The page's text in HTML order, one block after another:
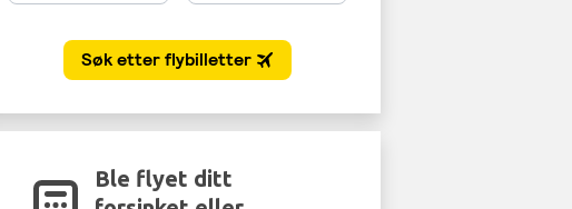
Ble flyet ditt